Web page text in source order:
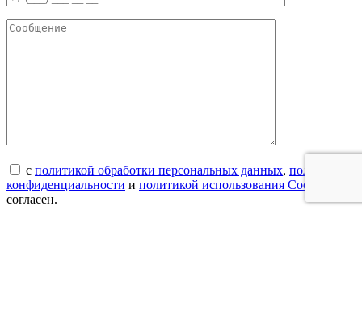
с политикой обработки персональных данных, политикой
конфиденциальности и политикой использования Cookies
согласен.